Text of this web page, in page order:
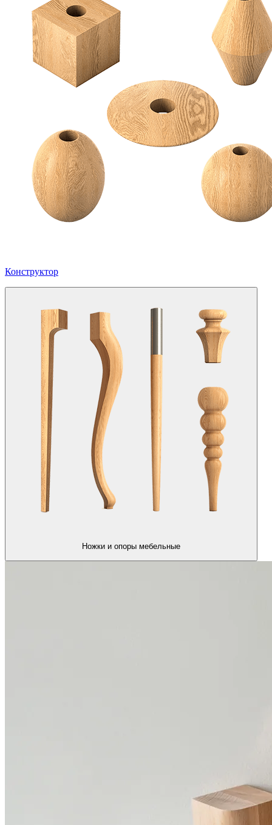
Конструктор
Ножки и опоры мебельные